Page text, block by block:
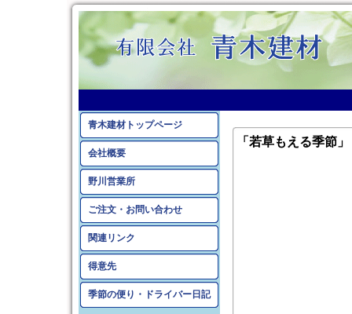
青木建材トップページ
会社概要
野川営業所
ご注文・お問い合わせ
関連リンク
得意先
季節の便り・ドライバー日記
「若草もえる季節」